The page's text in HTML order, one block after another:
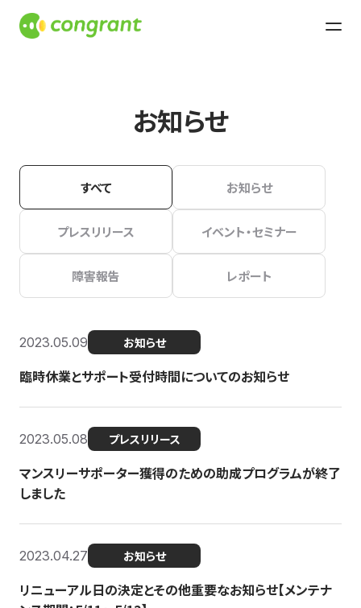
お知らせ
すべて お知らせ
プレスリリース イベント・セミナー
障害報告 レポート
2023.05.09 お知らせ
臨時休業とサポート受付時間についてのお知らせ
2023.05.08 プレスリリース
マンスリーサポーター獲得のための助成プログラムが終了
しました
2023.04.27 お知らせ
リニューアル日の決定とその他重要なお知らせ【メンテナ